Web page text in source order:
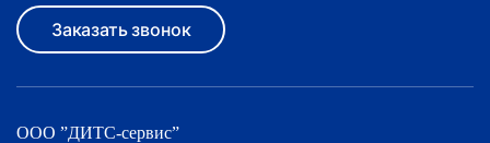
Заказать звонок
ООО ”ДИТС-cервис”